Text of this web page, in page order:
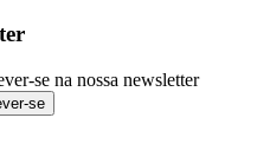
se na nossa newsletter
se